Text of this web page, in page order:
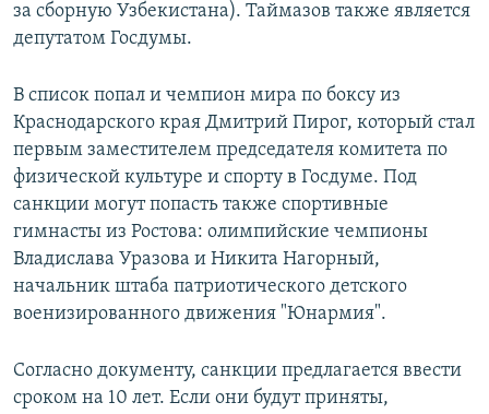
за сборную Узбекистана). Таймазов также является
депутатом Госдумы.
В список попал и чемпион мира по боксу из
Краснодарского края Дмитрий Пирог, который стал
первым заместителем председателя комитета по
физической культуре и спорту в Госдуме. Под
санкции могут попасть также спортивные
гимнасты из Ростова: олимпийские чемпионы
Владислава Уразова и Никита Нагорный,
начальник штаба патриотического детского
военизированного движения "Юнармия".
Согласно документу, санкции предлагается ввести
сроком на 10 лет. Если они будут приняты,